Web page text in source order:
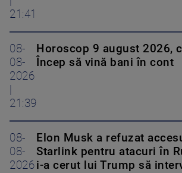
21:41
08-
08-
2026
21:39
Horoscop 9 august 2026,
Încep să vină bani în cont
08-
08-
2026
Elon Musk a refuzat
Starlink pentru atacuri în
i-a cerut lui Trump să